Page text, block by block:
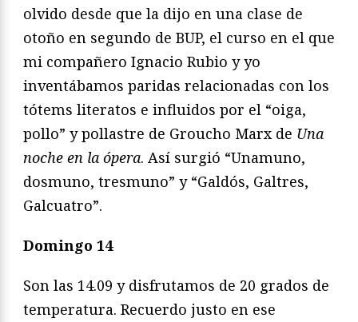
olvido desde que la dijo en una clase de
otoño en segundo de BUP, el curso en el que
mi compañero Ignacio Rubio y yo
inventábamos paridas relacionadas con los
tótems literatos e influidos por el “oiga,
pollo” y pollastre de Groucho Marx de Una
noche en la ópera. Así surgió “Unamuno,
dosmuno, tresmuno” y “Galdós, Galtres,
Galcuatro”.
Domingo 14
Son las 14.09 y disfrutamos de 20 grados de
temperatura. Recuerdo justo en ese